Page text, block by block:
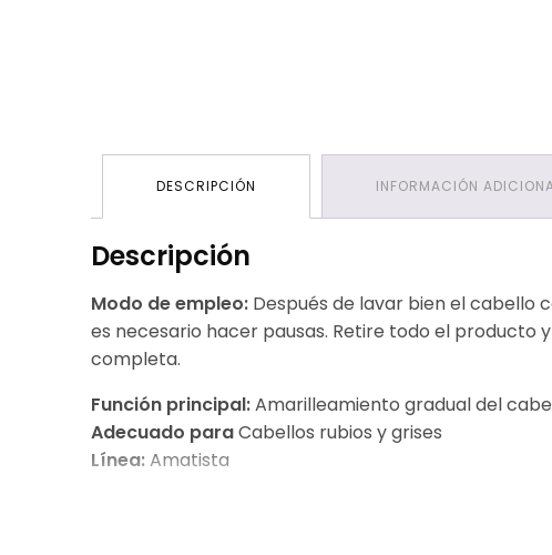
DESCRIPCIÓN INFORMACIÓN
Descripción
Modo de empleo: Después de lavar bien el cabello
es necesario hacer pausas. Retire todo el
completa.
Función principal:Amarilleamiento gradual del
Adecuado paraCabellos rubios y grises
Línea:Amatista
Aqua (agua), lauril sulfato de sodio,
hidroxipropiltrimonio, amodimeticona, glicol